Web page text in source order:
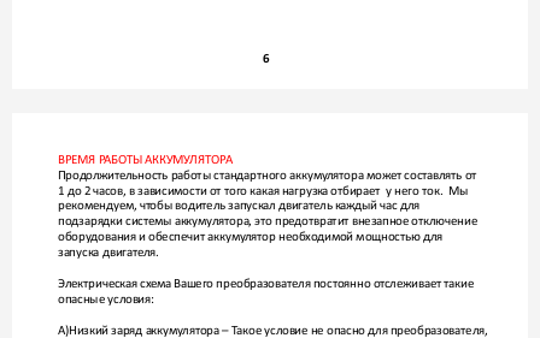
6
ВРЕМЯ РАБОТЫ АККУМУЛЯТОРА
Продолжительность работы стандартного аккумулятора может составлять от
1 до 2 часов, в зависимости от того какая нагрузка отбирает  у него ток.  Мы
рекомендуем, чтобы водитель запускал двигатель каждый час для
подзарядки системы аккумулятора, это предотвратит внезапное отключение
оборудования и обеспечит аккумулятор необходимой мощностью для
запуска двигателя.
Электрическая схема Вашего преобразователя постоянно отслеживает такие
опасные условия:
А)Низкий заряд аккумулятора – Такое условие не опасно для преобразователя,